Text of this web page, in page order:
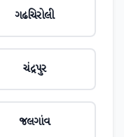
ગઢચિરોલી
ચંદ્રપુર
જલગાંવ